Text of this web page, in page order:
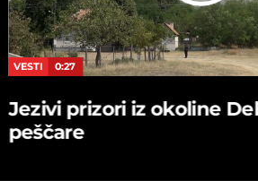
VESTI 0:27
Jezivi prizori iz okoline
peščare